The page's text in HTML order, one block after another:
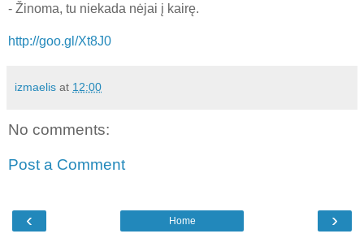
- Žinoma, tu niekada nėjai į kairę.
http://goo.gl/Xt8J0
izmaelis at 12:00
No comments:
Post a Comment
‹ ›
Home